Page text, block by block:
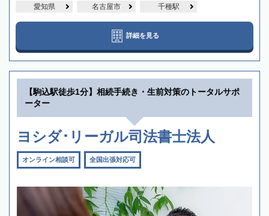
愛知県 名古屋市 千種駅
詳細を見る
【駒込駅徒歩1分】相続手続き・生前対策のトータルサポ
ーター
ヨシダ･リーガル司法書士法人
オンライン相談可 全国出張対応可